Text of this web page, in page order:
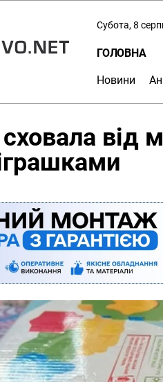
Субота, 8
ГОЛОВНА
Новини
від